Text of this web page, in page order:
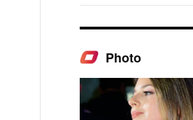
Photo